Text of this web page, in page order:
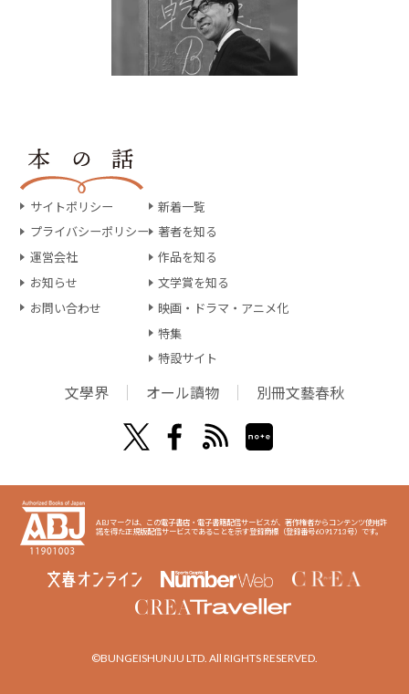
サイトポリシー
プライバシーポリシー
運営会社
お知らせ
お問い合わせ
新着一覧
著者を知る
作品を知る
文学賞を知る
映画・ドラマ・アニメ化
特集
特設サイト
文學界 オール讀物 別冊文藝春秋
ABJマークは、この電子書店・電子書籍配信サービスが、著作権者からコンテンツ使用許
諾を得た正規版配信サービスであることを示す登録商標（登録番号6091713号）です。
©BUNGEISHUNJU LTD. All RIGHTS RESERVED.